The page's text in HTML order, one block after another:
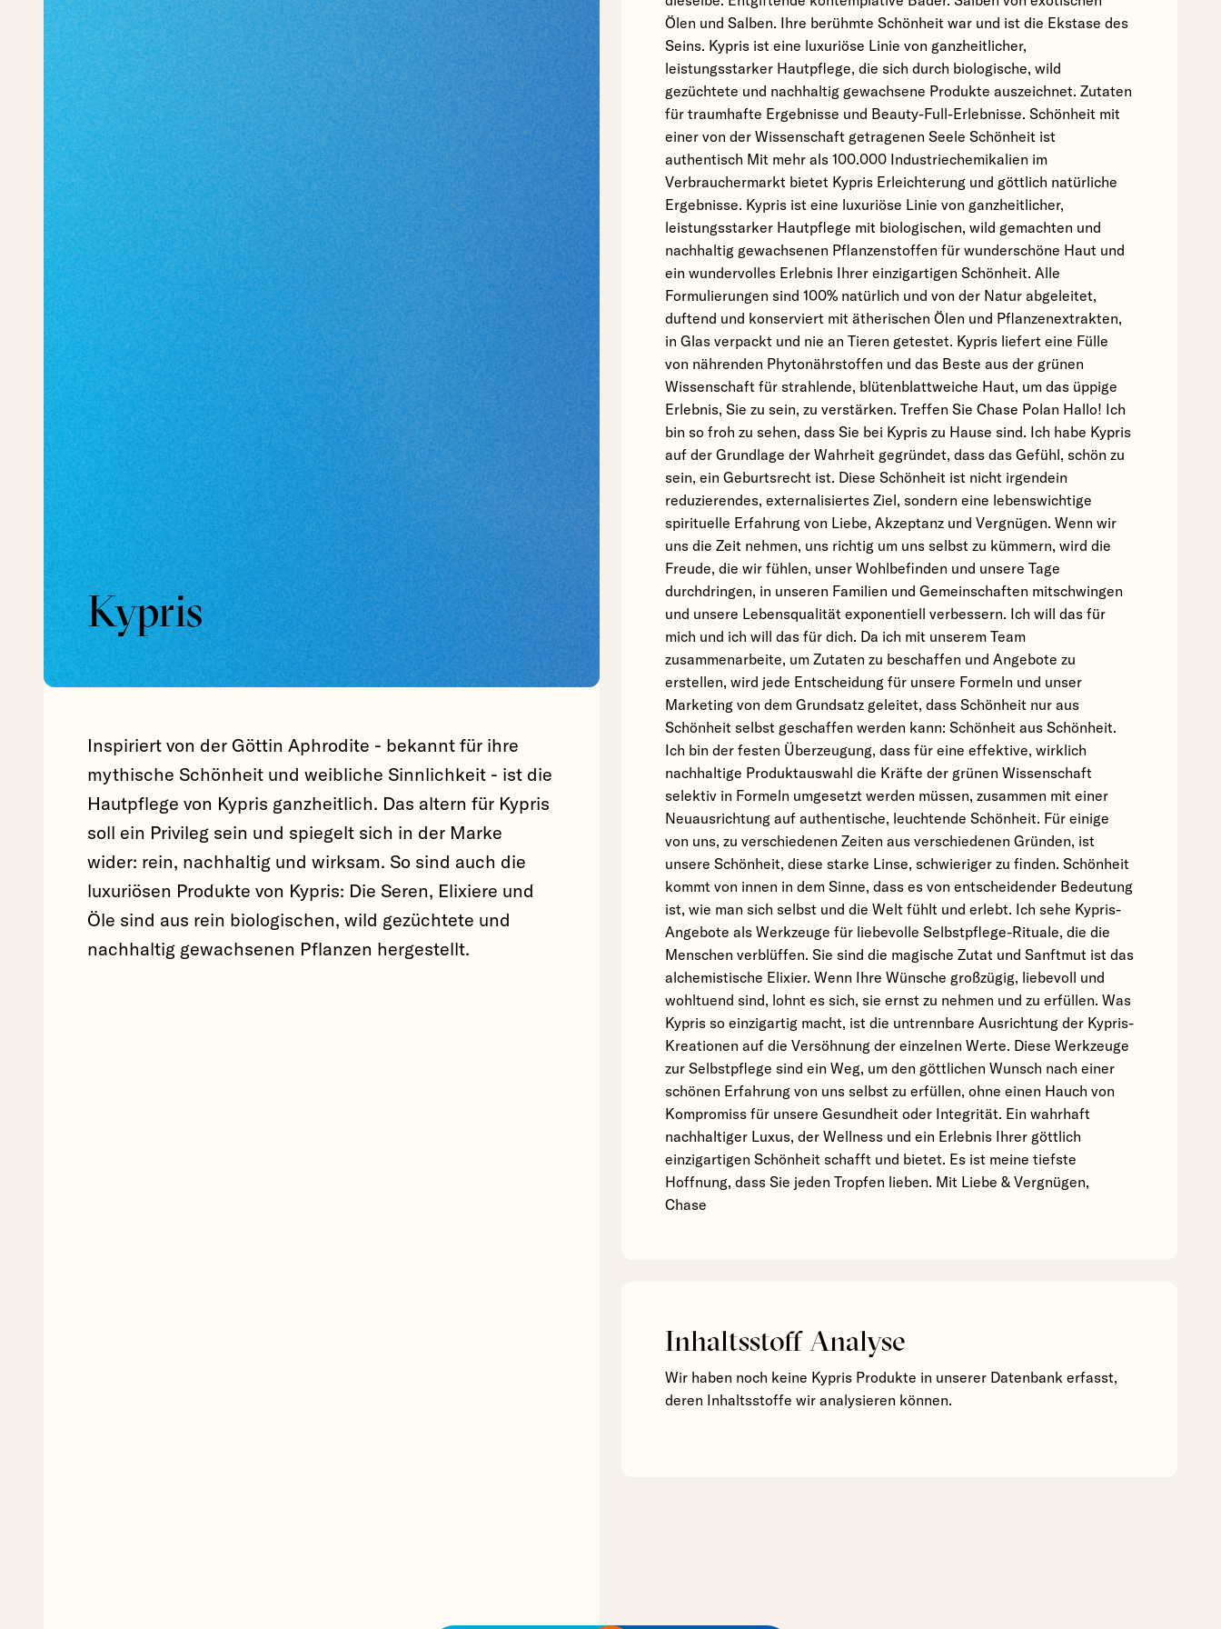
Kypris
Inspiriert von der Göttin Aphrodite - bekannt für ihre
mythische Schönheit und weibliche Sinnlichkeit - ist die
Hautpflege von Kypris ganzheitlich. Das altern für Kypris
soll ein Privileg sein und spiegelt sich in der Marke
wider: rein, nachhaltig und wirksam. So sind auch die
luxuriösen Produkte von Kypris: Die Seren, Elixiere und
Öle sind aus rein biologischen, wild gezüchtete und
nachhaltig gewachsenen Pflanzen hergestellt.
Ölen und Salben. Ihre berühmte Schönheit war und ist die Ekstase des
Seins. Kypris ist eine luxuriöse Linie von ganzheitlicher,
leistungsstarker Hautpflege, die sich durch biologische, wild
gezüchtete und nachhaltig gewachsene Produkte auszeichnet. Zutaten
für traumhafte Ergebnisse und Beauty-Full-Erlebnisse. Schönheit mit
einer von der Wissenschaft getragenen Seele Schönheit ist
authentisch Mit mehr als 100.000 Industriechemikalien im
Verbrauchermarkt bietet Kypris Erleichterung und göttlich natürliche
Ergebnisse. Kypris ist eine luxuriöse Linie von ganzheitlicher,
leistungsstarker Hautpflege mit biologischen, wild gemachten und
nachhaltig gewachsenen Pflanzenstoffen für wunderschöne Haut und
ein wundervolles Erlebnis Ihrer einzigartigen Schönheit. Alle
Formulierungen sind 100% natürlich und von der Natur abgeleitet,
duftend und konserviert mit ätherischen Ölen und Pflanzenextrakten,
in Glas verpackt und nie an Tieren getestet. Kypris liefert eine Fülle
von nährenden Phytonährstoffen und das Beste aus der grünen
Wissenschaft für strahlende, blütenblattweiche Haut, um das üppige
Erlebnis, Sie zu sein, zu verstärken. Treffen Sie Chase Polan Hallo! Ich
bin so froh zu sehen, dass Sie bei Kypris zu Hause sind. Ich habe Kypris
auf der Grundlage der Wahrheit gegründet, dass das Gefühl, schön zu
sein, ein Geburtsrecht ist. Diese Schönheit ist nicht irgendein
reduzierendes, externalisiertes Ziel, sondern eine lebenswichtige
spirituelle Erfahrung von Liebe, Akzeptanz und Vergnügen. Wenn wir
uns die Zeit nehmen, uns richtig um uns selbst zu kümmern, wird die
Freude, die wir fühlen, unser Wohlbefinden und unsere Tage
durchdringen, in unseren Familien und Gemeinschaften mitschwingen
und unsere Lebensqualität exponentiell verbessern. Ich will das für
mich und ich will das für dich. Da ich mit unserem Team
zusammenarbeite, um Zutaten zu beschaffen und Angebote zu
erstellen, wird jede Entscheidung für unsere Formeln und unser
Marketing von dem Grundsatz geleitet, dass Schönheit nur aus
Schönheit selbst geschaffen werden kann: Schönheit aus Schönheit.
Ich bin der festen Überzeugung, dass für eine effektive, wirklich
nachhaltige Produktauswahl die Kräfte der grünen Wissenschaft
selektiv in Formeln umgesetzt werden müssen, zusammen mit einer
Neuausrichtung auf authentische, leuchtende Schönheit. Für einige
von uns, zu verschiedenen Zeiten aus verschiedenen Gründen, ist
unsere Schönheit, diese starke Linse, schwieriger zu finden. Schönheit
kommt von innen in dem Sinne, dass es von entscheidender Bedeutung
ist, wie man sich selbst und die Welt fühlt und erlebt. Ich sehe Kypris-
Angebote als Werkzeuge für liebevolle Selbstpflege-Rituale, die die
Menschen verblüffen. Sie sind die magische Zutat und Sanftmut ist das
alchemistische Elixier. Wenn Ihre Wünsche großzügig, liebevoll und
wohltuend sind, lohnt es sich, sie ernst zu nehmen und zu erfüllen. Was
Kypris so einzigartig macht, ist die untrennbare Ausrichtung der Kypris-
Kreationen auf die Versöhnung der einzelnen Werte. Diese Werkzeuge
zur Selbstpflege sind ein Weg, um den göttlichen Wunsch nach einer
schönen Erfahrung von uns selbst zu erfüllen, ohne einen Hauch von
Kompromiss für unsere Gesundheit oder Integrität. Ein wahrhaft
nachhaltiger Luxus, der Wellness und ein Erlebnis Ihrer göttlich
einzigartigen Schönheit schafft und bietet. Es ist meine tiefste
Hoffnung, dass Sie jeden Tropfen lieben. Mit Liebe & Vergnügen,
Chase
Inhaltsstoff Analyse
Wir haben noch keine Kypris Produkte in unserer Datenbank erfasst,
deren Inhaltsstoffe wir analysieren können.